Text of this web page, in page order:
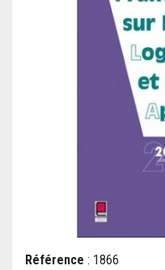
Référence : 1866